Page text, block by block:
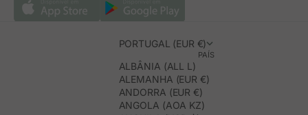
PORTUGAL (EUR €)
PAÍS
ALBÂNIA (ALL L)
ALEMANHA (EUR €)
ANDORRA (EUR €)
ANGOLA (AOA KZ)